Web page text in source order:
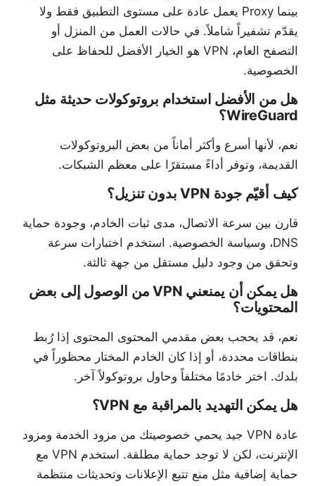
بينما Proxy يعمل عادة على مستوى التطبيق فقط ولا
يقدّم تشفيراً شاملاً. في حالات العمل من المنزل أو
التصفح العام، VPN هو الخيار الأفضل للحفاظ على
الخصوصية.
هل من الأفضل استخدام بروتوكولات حديثة مثل
WireGuard؟
نعم، لأنها أسرع وأكثر أماناً من بعض البروتوكولات
القديمة، وتوفر أداءً مستقرًا على معظم الشبكات.
كيف أقيّم جودة VPN بدون تنزيل؟
قارن بين سرعة الاتصال، مدى ثبات الخادم، وجودة حماية
DNS، وسياسة الخصوصية. استخدم اختبارات سرعة
وتحقق من وجود دليل مستقل من جهة ثالثة.
هل يمكن أن يمنعني VPN من الوصول إلى بعض
المحتويات؟
نعم، قد يحجب بعض مقدمي المحتوى المحتوى إذا رُبط
بنطاقات محددة، أو إذا كان الخادم المختار محظوراً في
بلدك. اختر خادمًا مختلفاً وحاول بروتوكولاً آخر.
هل يمكن التهديد بالمراقبة مع VPN؟
عادة VPN جيد يحمي خصوصيتك من مزود الخدمة ومزود
الإنترنت، لكن لا توجد حماية مطلقة. استخدم VPN مع
حماية إضافية مثل منع تتبع الإعلانات وتحديثات منتظمة